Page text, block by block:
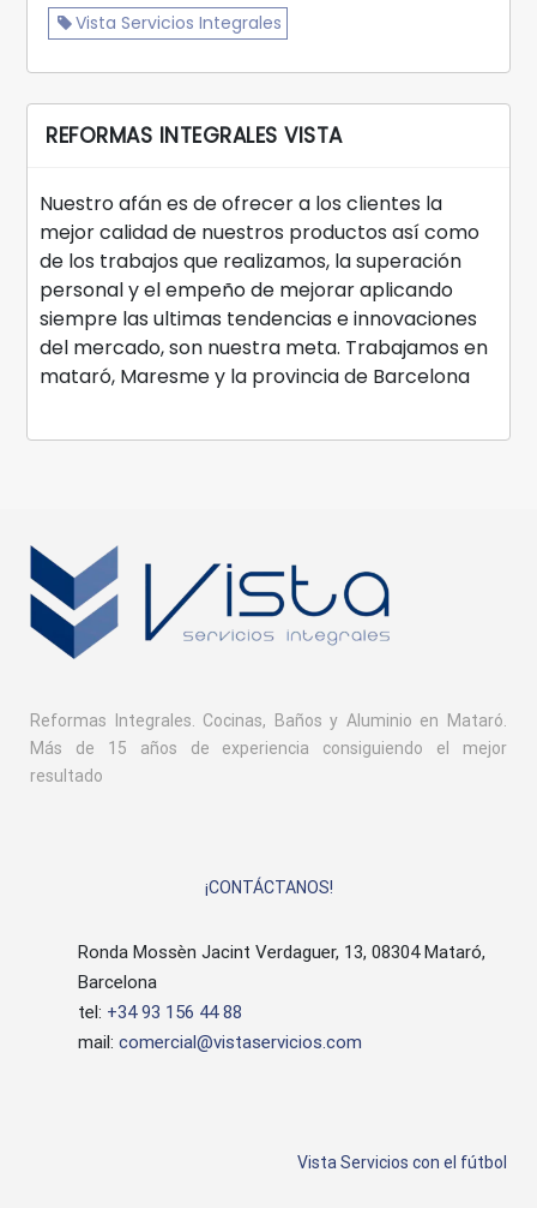
Vista Servicios Integrales
REFORMAS INTEGRALES VISTA
Nuestro afán es de ofrecer a los clientes la
mejor calidad de nuestros productos así como
de los trabajos que realizamos, la superación
personal y el empeño de mejorar aplicando
siempre las ultimas tendencias e innovaciones
del mercado, son nuestra meta. Trabajamos en
mataró, Maresme y la provincia de Barcelona
Reformas Integrales. Cocinas, Baños y Aluminio en Mataró.
Más de 15 años de experiencia consiguiendo el mejor
resultado
¡CONTÁCTANOS!
Ronda Mossèn Jacint Verdaguer, 13, 08304 Mataró,
Barcelona
tel: +34 93 156 44 88
mail: comercial@vistaservicios.com
Vista Servicios con el fútbol